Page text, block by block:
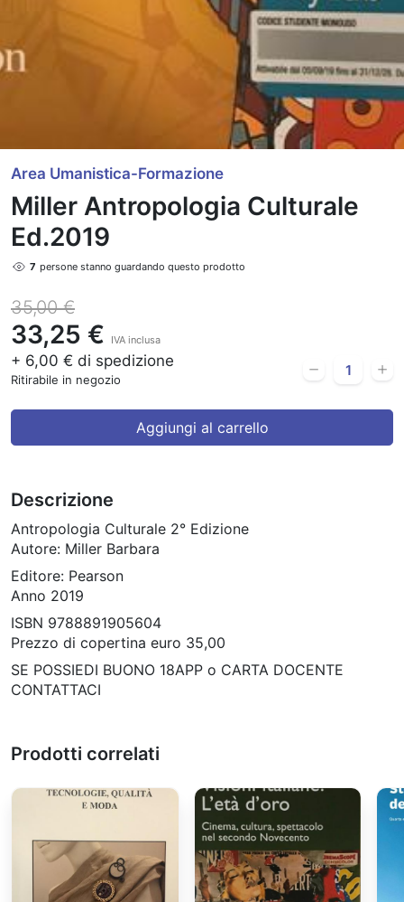
Area Umanistica-Formazione
Miller Antropologia Culturale
Ed.2019
9 persone stanno guardando questo prodotto
35,00 €
33,25 € IVA inclusa
+ 6,00 € di spedizione
Ritirabile in negozio
Aggiungi al carrello
Descrizione
Antropologia Culturale 2° Edizione
Autore: Miller Barbara
Editore: Pearson
Anno 2019
ISBN 9788891905604
Prezzo di copertina euro 35,00
SE POSSIEDI BUONO 18APP o CARTA DOCENTE
CONTATTACI
Prodotti correlati